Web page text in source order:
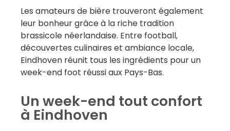
Les amateurs de bière trouveront également
leur bonheur grâce à la riche tradition
brassicole néerlandaise. Entre football,
découvertes culinaires et ambiance locale,
Eindhoven réunit tous les ingrédients pour un
week-end foot réussi aux Pays-Bas.
Un week-end tout confort
à Eindhoven